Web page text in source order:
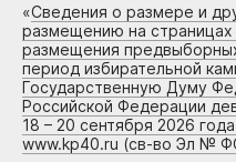
«Сведения о размере и
размещению на страницах
размещения
период избирательной
Государственную Думу
Российской Федерации
18 – 20 сентября 2026
www.kp40.ru (св-во Эл №